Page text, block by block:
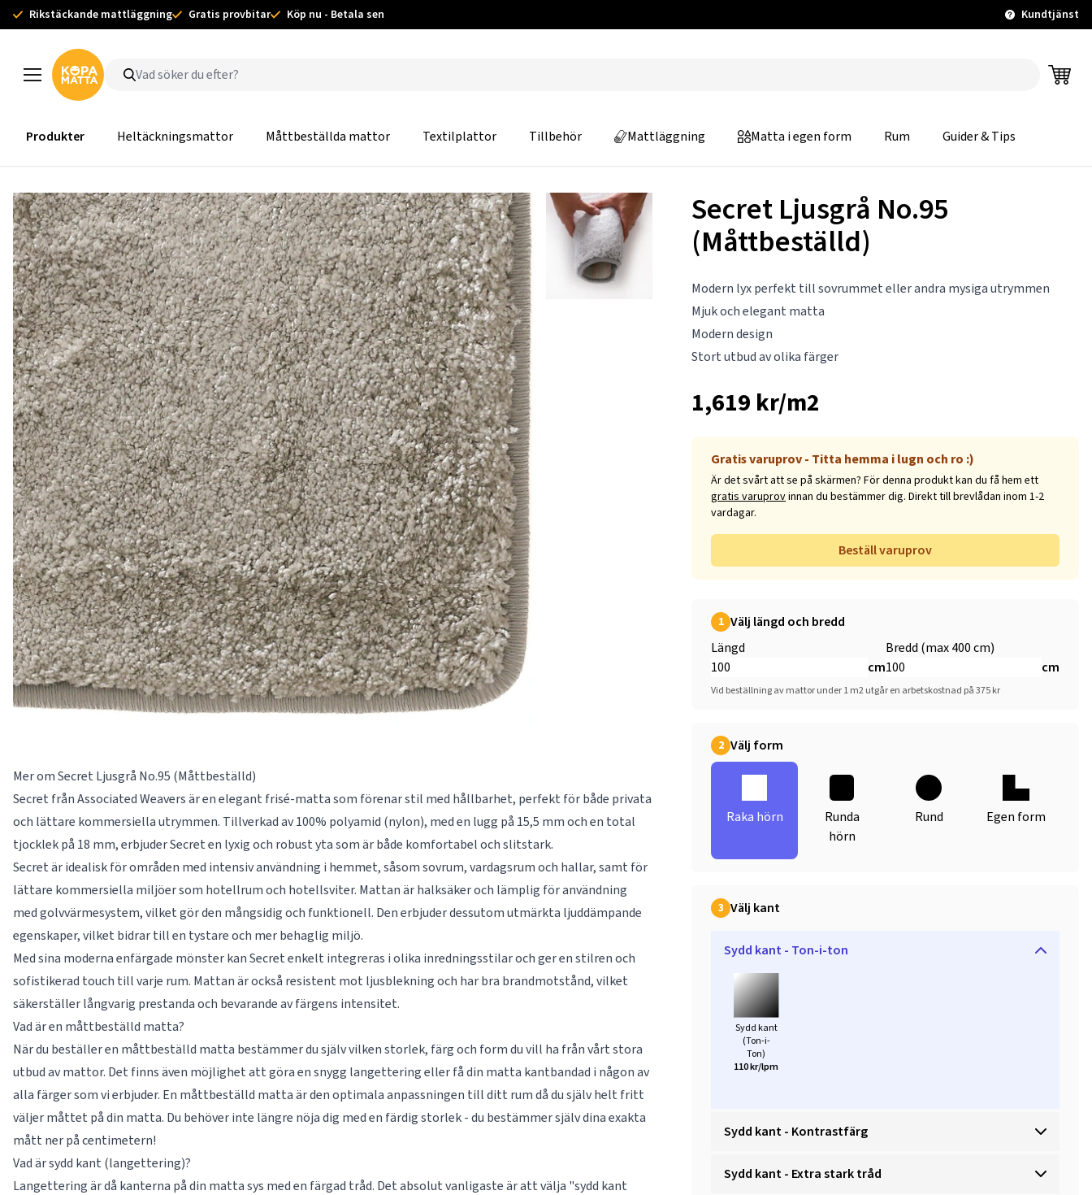
Rikstäckande mattläggning Gratis provbitar Köp nu - Betala sen Kundtjänst
Produkter Heltäckningsmattor Måttbeställda mattor Textilplattor Tillbehör Mattläggning Matta i egen form Rum Guider & Tips
Secret Ljusgrå No.95
(Måttbeställd)
Modern lyx perfekt till sovrummet eller andra mysiga utrymmen
Mjuk och elegant matta
Modern design
Stort utbud av olika färger
1,619 kr/m2
Gratis varuprov - Titta hemma i lugn och ro :)
Är det svårt att se på skärmen? För denna produkt kan du få hem ett
gratis varuprovinnan du bestämmer dig. Direkt till brevlådan inom 1-2
vardagar.
Beställ varuprov
1 Välj längd och bredd
Längd
cm
Bredd (max 400 cm)
cm
Vid beställning av mattor under 1 m2 utgår en arbetskostnad på 375 kr
2 Välj form
Raka hörn
Runda
hörn
Rund Egen form
3 Välj kant
Sydd kant - Ton-i-ton
Sydd kant
(Ton-i-
Ton)
110 kr/lpm
Sydd kant - Kontrastfärg
Sydd kant - Extra stark tråd
Mer om Secret Ljusgrå No.95 (Måttbeställd)
Secret från Associated Weavers är en elegant frisé-matta som förenar stil med hållbarhet, perfekt för både privata
och lättare kommersiella utrymmen. Tillverkad av 100% polyamid (nylon), med en lugg på 15,5 mm och en total
tjocklek på 18 mm, erbjuder Secret en lyxig och robust yta som är både komfortabel och slitstark.
Secret är idealisk för områden med intensiv användning i hemmet, såsom sovrum, vardagsrum och hallar, samt för
lättare kommersiella miljöer som hotellrum och hotellsviter. Mattan är halksäker och lämplig för användning
med golvvärmesystem, vilket gör den mångsidig och funktionell. Den erbjuder dessutom utmärkta ljuddämpande
egenskaper, vilket bidrar till en tystare och mer behaglig miljö.
Med sina moderna enfärgade mönster kan Secret enkelt integreras i olika inredningsstilar och ger en stilren och
sofistikerad touch till varje rum. Mattan är också resistent mot ljusblekning och har bra brandmotstånd, vilket
säkerställer långvarig prestanda och bevarande av färgens intensitet.
Vad är en måttbeställd matta?
När du beställer en måttbeställd matta bestämmer du själv vilken storlek, färg och form du vill ha från vårt stora
utbud av mattor. Det finns även möjlighet att göra en snygg langettering eller få din matta kantbandad i någon av
alla färger som vi erbjuder. En måttbeställd matta är den optimala anpassningen till ditt rum då du själv helt fritt
väljer måttet på din matta. Du behöver inte längre nöja dig med en färdig storlek - du bestämmer själv dina exakta
mått ner på centimetern!
Vad är sydd kant (langettering)?
Langettering är då kanterna på din matta sys med en färgad tråd. Det absolut vanligaste är att välja "sydd kant